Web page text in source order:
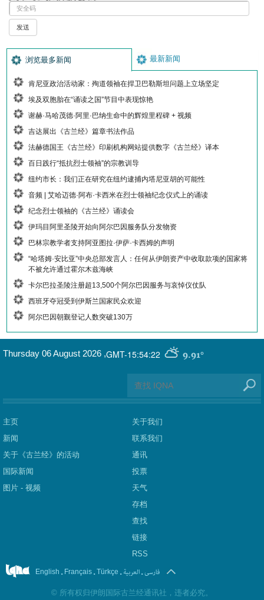
浏览最多新闻 最新新闻
肯尼亚政治活动家：殉道领袖在捍卫巴勒斯坦问题上立场坚定
埃及双胞胎在“诵读之国”节目中表现惊艳
谢赫·马哈茂德·阿里·巴纳生命中的辉煌里程碑 + 视频
吉达展出《古兰经》篇章书法作品
法赫德国王《古兰经》印刷机构网站提供数字《古兰经》译本
百日践行“抵抗烈士领袖”的宗教训导
纽约市长：我们正在研究在纽约逮捕内塔尼亚胡的可能性
音频 | 艾哈迈德·阿布·卡西米在烈士领袖纪念仪式上的诵读
纪念烈士领袖的《古兰经》诵读会
伊玛目阿里圣陵开始向阿尔巴因服务队分发物资
巴林宗教学者支持阿亚图拉·伊萨·卡西姆的声明
“哈塔姆·安比亚”中央总部发言人：任何从伊朗资产中收取款项的国家将
不被允许通过霍尔木兹海峡
卡尔巴拉圣陵注册超13,500个阿尔巴因服务与哀悼仪仗队
西班牙夺冠受到伊斯兰国家民众欢迎
阿尔巴因朝觐登记人数突破130万
GMT-15:54:22 9.91°
Thursday 06 August 2026 ,
主页
新闻
关于《古兰经》的活动
国际新闻
图片 - 视频
关于我们
联系我们
通讯
投票
天气
存档
查找
链接
RSS
English . Français .Türkçe .العربیة.فارسی
© 所有权归伊朗国际古兰经通讯社，违者必究。